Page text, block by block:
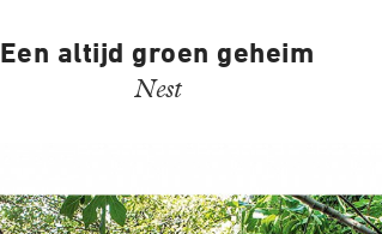
Een altijd groen geheim
Nest